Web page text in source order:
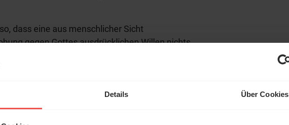
Details Über Cookies
dass eine aus menschlicher Sicht
gegen Gottes ausdrücklichen Willen nichts
ich in Not bin. Das hat Jesus Christus vor seiner
mal!
erleben unsere Hörerinnen
mit Gott ...